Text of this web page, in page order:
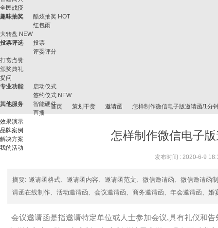
全民战疫
趣味抽奖
酷炫抽奖 HOT
红包雨
大转盘 NEW
投票评选
投票
评委评分
打赏点赞
颁奖典礼
提问
专业功能
启动仪式
签约仪式 NEW
其他服务
智能硬件
直播
效果演示
品牌案例
解决方案
我的活动
首页 策划干货 邀请函 怎样制作微信电子版邀请函/1分
怎样制作微信电子
发布时间 : 2020-6-9
摘要: 邀请函格式、邀请函内容、邀请函范文、微信邀请函、微信邀请函
请函在线制作、活动邀请函、会议邀请函、商务邀请函、年会邀请函、婚
会议邀请函是指邀请特定单位或人士参加会议,具有礼仪和